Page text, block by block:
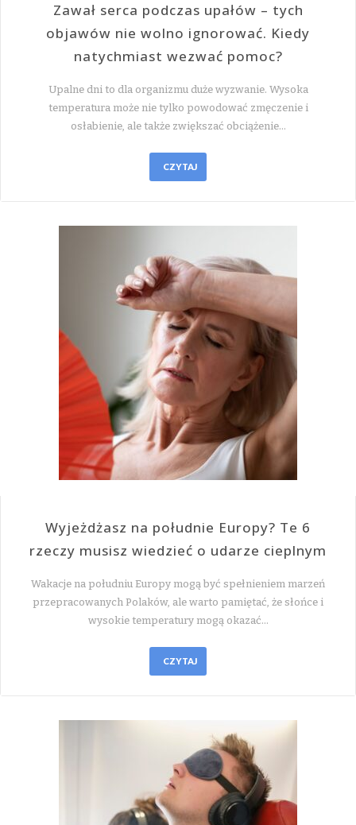
Zawał serca podczas upałów – tych
objawów nie wolno ignorować. Kiedy
natychmiast wezwać pomoc?
Upalne dni to dla organizmu duże wyzwanie. Wysoka
temperatura może nie tylko powodować zmęczenie i
osłabienie, ale także zwiększać obciążenie…
CZYTAJ
Wyjeżdżasz na południe Europy? Te 6
rzeczy musisz wiedzieć o udarze cieplnym
Wakacje na południu Europy mogą być spełnieniem marzeń
przepracowanych Polaków, ale warto pamiętać, że słońce i
wysokie temperatury mogą okazać…
CZYTAJ